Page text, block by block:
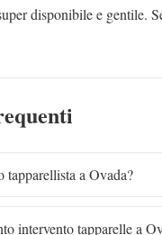
disponibile e gentile.
a Ovada?
intervento tapparelle a